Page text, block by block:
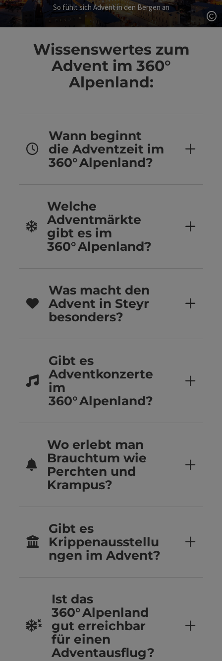
So fühlt sich Advent in den Bergen an
Wissenswertes zum
Advent im 360°
Alpenland:
Wann beginnt
die Adventzeit im
360° Alpenland?
Welche
Adventmärkte
gibt es im
360° Alpenland?
Was macht den
Advent in Steyr
besonders?
Gibt es
Adventkonzerte
im
360° Alpenland?
Wo erlebt man
Brauchtum wie
Perchten und
Krampus?
Gibt es
Krippenausstellu
ngen im Advent?
Ist das
360° Alpenland
gut erreichbar
für einen
Adventausflug?